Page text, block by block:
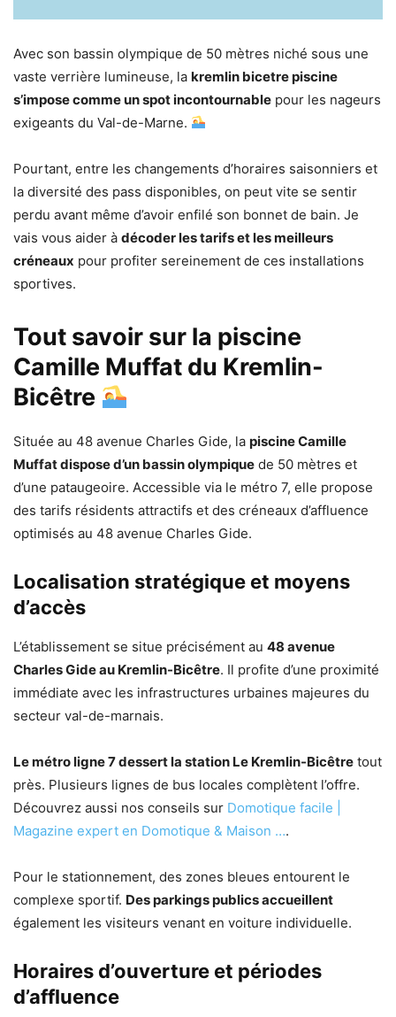
Avec son bassin olympique de 50 mètres niché sous une
vaste verrière lumineuse, la kremlin bicetre piscine
s’impose comme un spot incontournable pour les nageurs
exigeants du Val-de-Marne.
Pourtant, entre les changements d’horaires saisonniers et
la diversité des pass disponibles, on peut vite se sentir
perdu avant même d’avoir enfilé son bonnet de bain. Je
vais vous aider à décoder les tarifs et les meilleurs
créneaux pour profiter sereinement de ces installations
sportives.
Tout savoir sur la piscine
Camille Muffat du Kremlin-
Bicêtre
Située au 48 avenue Charles Gide, la piscine Camille
Muffat dispose d’un bassin olympique de 50 mètres et
d’une pataugeoire. Accessible via le métro 7, elle propose
des tarifs résidents attractifs et des créneaux d’affluence
optimisés au 48 avenue Charles Gide.
Localisation stratégique et moyens
d’accès
L’établissement se situe précisément au 48 avenue
Charles Gide au Kremlin-Bicêtre. Il profite d’une proximité
immédiate avec les infrastructures urbaines majeures du
secteur val-de-marnais.
Le métro ligne 7 dessert la station Le Kremlin-Bicêtre tout
près. Plusieurs lignes de bus locales complètent l’offre.
Découvrez aussi nos conseils sur Domotique facile |
Magazine expert en Domotique & Maison ….
Pour le stationnement, des zones bleues entourent le
complexe sportif. Des parkings publics accueillent
également les visiteurs venant en voiture individuelle.
Horaires d’ouverture et périodes
d’affluence